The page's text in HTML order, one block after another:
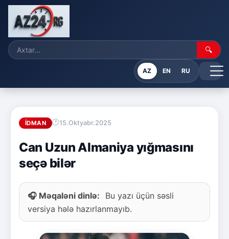
🔍
AZ EN RU
İDMAN 15.Oktyabr.2025
Can Uzun Almaniya yığmasını
seçə bilər
🎧 Məqaləni dinlə:
Bu yazı üçün səsli
versiya hələ hazırlanmayıb.